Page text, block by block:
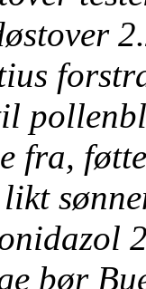
fra,
bør